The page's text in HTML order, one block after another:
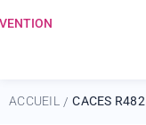
ACCUEIL / CACES